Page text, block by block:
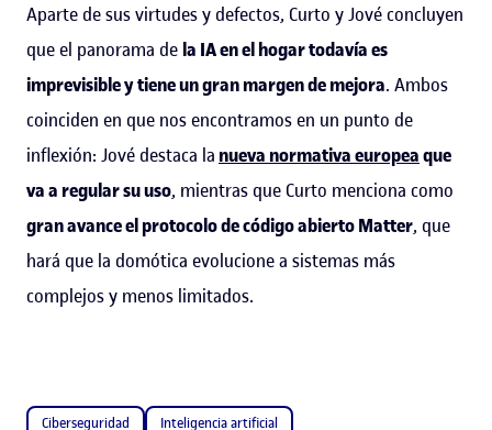
Aparte de sus virtudes y defectos, Curto y Jové concluyen
que el panorama de la IA en el hogar todavía es
imprevisible y tiene un gran margen de mejora. Ambos
coinciden en que nos encontramos en un punto de
inflexión: Jové destaca la nueva normativa europeaque
va a regular su uso, mientras que Curto menciona como
gran avance el protocolo de código abierto Matter, que
hará que la domótica evolucione a sistemas más
complejos y menos limitados.
Ciberseguridad Inteligencia artificial